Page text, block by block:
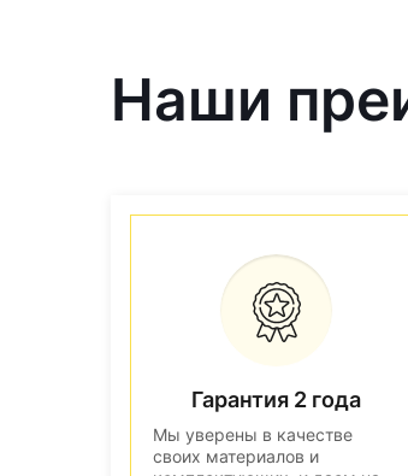
Наши
Гарантия 2 года
Мы уверены в качестве
своих материалов и